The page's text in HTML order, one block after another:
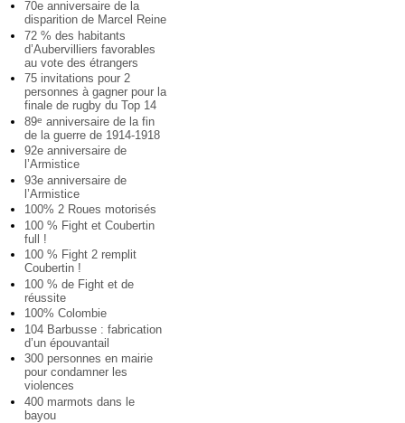
70e anniversaire de la
disparition de Marcel Reine
72 % des habitants
d’Aubervilliers favorables
au vote des étrangers
75 invitations pour 2
personnes à gagner pour la
finale de rugby du Top 14
89e anniversaire de la fin
de la guerre de 1914-1918
92e anniversaire de
l’Armistice
93e anniversaire de
l’Armistice
100% 2 Roues motorisés
100 % Fight et Coubertin
full !
100 % Fight 2 remplit
Coubertin !
100 % de Fight et de
réussite
100% Colombie
104 Barbusse : fabrication
d’un épouvantail
300 personnes en mairie
pour condamner les
violences
400 marmots dans le
bayou